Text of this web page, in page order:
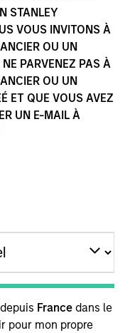
STANLEY
VOUS INVITONS À
OU UN
PARVENEZ PAS À
OU UN
ET QUE VOUS AVEZ
UN E-MAIL À
France dans le
pour mon propre